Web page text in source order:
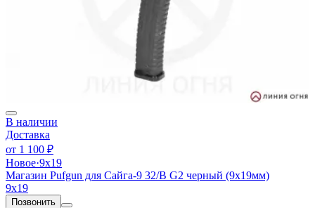
В наличии
Доставка
от 1 100 ₽
Новое·9х19
Магазин Pufgun для Сайга-9 32/B G2 черный (9х19мм)
9х19
Позвонить